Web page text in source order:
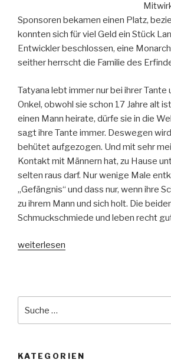
Sponsoren bekamen einen Platz,
konnten sich für viel Geld ein Stück
Entwickler beschlossen, eine
seither herrscht die Familie des
Tatyana lebt immer nur bei ihrer Tante
Onkel, obwohl sie schon 17 Jahre alt
einen Mann heirate, dürfe sie in die
sagt ihre Tante immer. Deswegen
behütet aufgezogen. Und mit sehr
Kontakt mit Männern hat, zu Hause
selten raus darf. Nur wenige Male
„Gefängnis“ und dass nur, wenn ihre
zu ihrem Mann und sich holt. Die
Schmuckschmiede und leben recht
„Royal
aus
Glas“
weiterlesen
nach:
KATEGORIEN